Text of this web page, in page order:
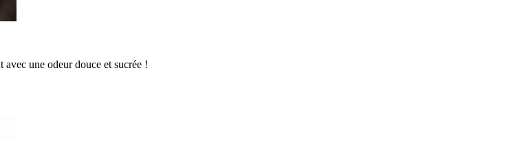
avec une odeur douce et sucrée !